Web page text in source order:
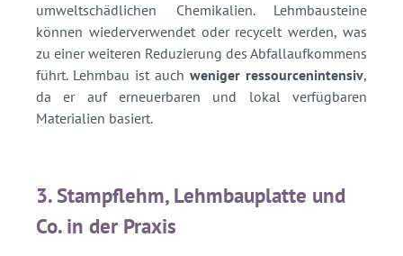
umweltschädlichen Chemikalien. Lehmbausteine
können wiederverwendet oder recycelt werden, was
zu einer weiteren Reduzierung des Abfallaufkommens
führt. Lehmbau ist auch weniger ressourcenintensiv,
da er auf erneuerbaren und lokal verfügbaren
Materialien basiert.
3. Stampflehm, Lehmbauplatte und
Co. in der Praxis